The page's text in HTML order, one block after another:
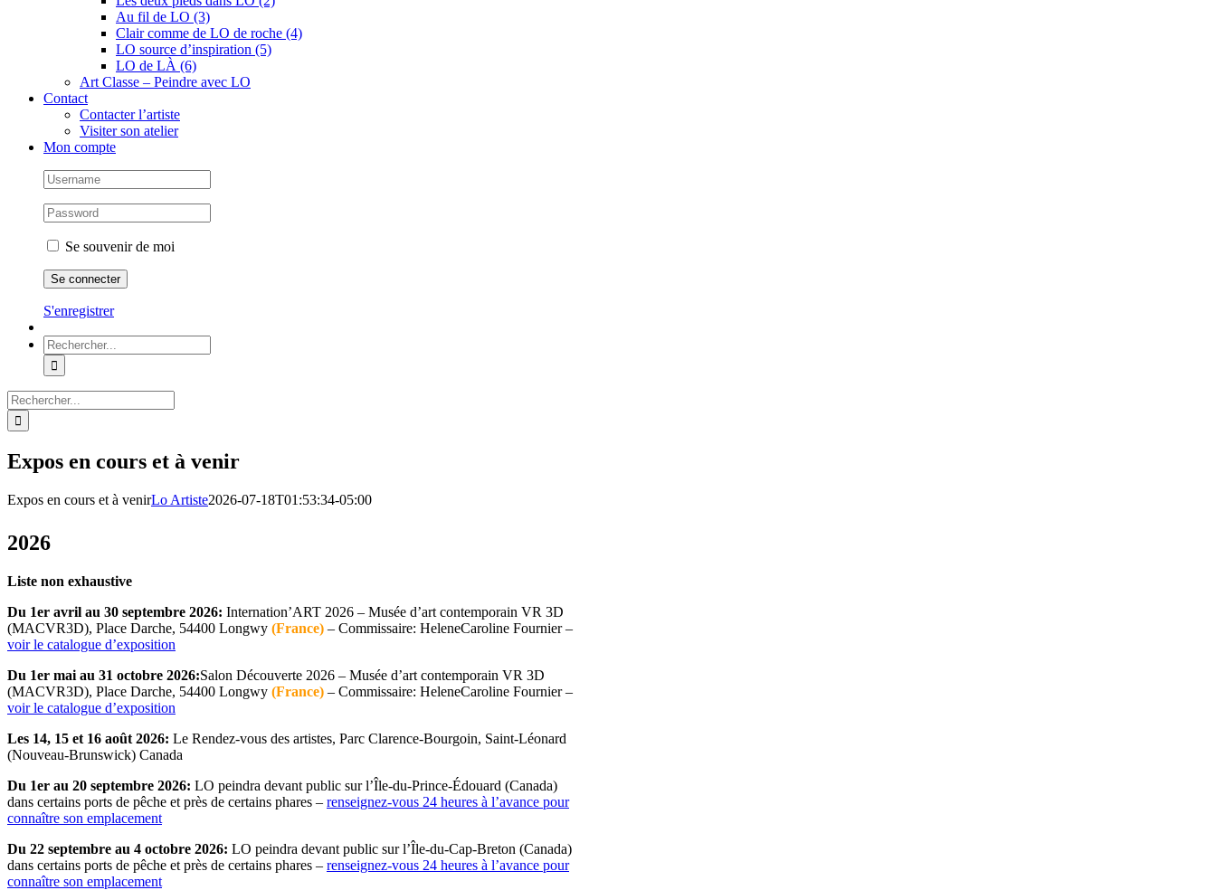
Au fil de LO (3)
Clair comme de LO de roche (4)
LO source d’inspiration (5)
LO de LÀ (6)
Art Classe – Peindre avec LO
Contact
Contacter l’artiste
Visiter son atelier
Mon compte
Se souvenir de moi
S'enregistrer
Rechercher:
Rechercher:
Expos en cours et à venir
Expos en cours et à venirLo Artiste2026-07-18T01:53:34-05:00
2026
Liste non exhaustive
Du 1er avril au 30 septembre 2026: Internation’ART 2026 – Musée d’art contemporain VR 3D
(MACVR3D), Place Darche, 54400 Longwy (France) – Commissaire: HeleneCaroline Fournier –
voir le catalogue d’exposition
Du 1er mai au 31 octobre 2026:Salon Découverte 2026 – Musée d’art contemporain VR 3D
(MACVR3D), Place Darche, 54400 Longwy (France) – Commissaire: HeleneCaroline Fournier –
voir le catalogue d’exposition
Les 14, 15 et 16 août 2026: Le Rendez-vous des artistes, Parc Clarence-Bourgoin, Saint-Léonard
(Nouveau-Brunswick) Canada
Du 1er au 20 septembre 2026: LO peindra devant public sur l’Île-du-Prince-Édouard (Canada)
dans certains ports de pêche et près de certains phares – renseignez-vous 24 heures à l’avance pour
connaître son emplacement
Du 22 septembre au 4 octobre 2026: LO peindra devant public sur l’Île-du-Cap-Breton (Canada)
dans certains ports de pêche et près de certains phares – renseignez-vous 24 heures à l’avance pour
connaître son emplacement